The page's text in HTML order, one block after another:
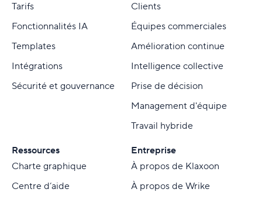
Tarifs
Fonctionnalités IA
Templates
Intégrations
Sécurité et gouvernance
Clients
Équipes commerciales
Amélioration continue
Intelligence collective
Prise de décision
Management d'équipe
Travail hybride
Ressources
Charte graphique
Centre d’aide
Entreprise
À propos de Klaxoon
À propos de Wrike